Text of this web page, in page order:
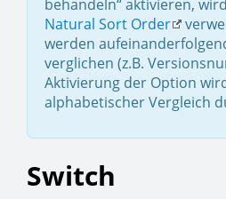
behandeln“ aktivieren,
Natural Sort Order
werden
verglichen (z.B.
Aktivierung der Option
alphabetischer Vergleich
Switch